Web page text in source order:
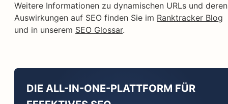
Weitere Informationen zu dynamischen URLs und deren
Auswirkungen auf SEO finden Sie im Ranktracker Blog
und in unserem SEO Glossar.
DIE ALL-IN-ONE-PLATTFORM FÜR